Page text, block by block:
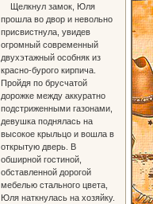
Щелкнул замок, Юля
прошла во двор и невольно
присвистнула, увидев
огромный современный
двухэтажный особняк из
красно-бурого кирпича.
Пройдя по брусчатой
дорожке между аккуратно
подстриженными газонами,
девушка поднялась на
высокое крыльцо и вошла в
открытую дверь. В
обширной гостиной,
обставленной дорогой
мебелью стального цвета,
Юля наткнулась на хозяйку.